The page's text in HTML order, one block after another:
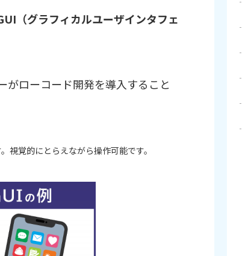
（グラフィカルユーザインタフェ
がローコード開発を導入すること
覚的にとらえながら操作可能です。